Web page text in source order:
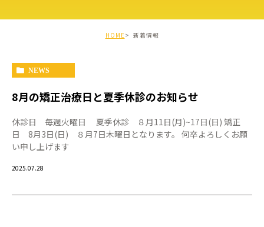
HOME 新着情報
NEWS
8月の矯正治療日と夏季休診のお知らせ
休診日 毎週火曜日 夏季休診 ８月11日(月)~17日(日) 矯正
日 8月3日(日) ８月7日木曜日となります。 何卒よろしくお願
い申し上げます
2025.07.28